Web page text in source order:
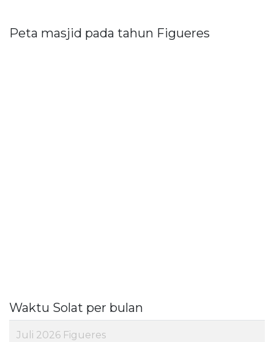
Peta masjid pada tahun Figueres
Waktu Solat per bulan
Juli 2026 Figueres